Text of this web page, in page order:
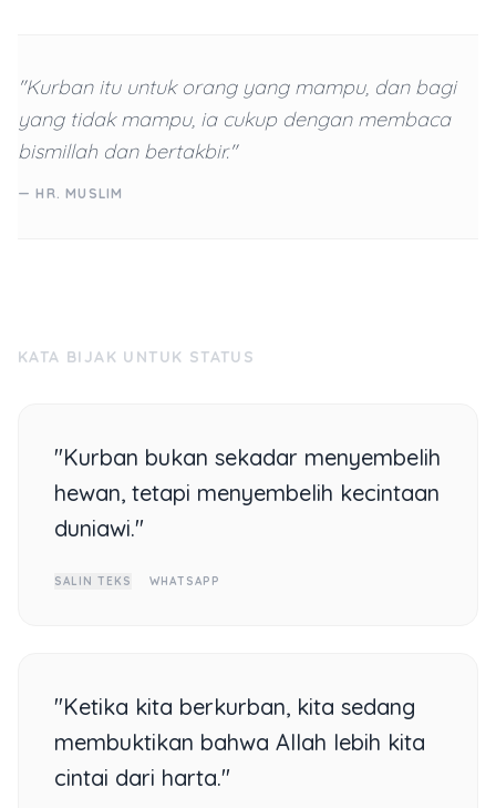
"Kurban itu untuk orang yang mampu, dan bagi
yang tidak mampu, ia cukup dengan membaca
bismillah dan bertakbir."
— HR. MUSLIM
KATA BIJAK UNTUK STATUS
"Kurban bukan sekadar menyembelih
hewan, tetapi menyembelih kecintaan
duniawi."
SALIN TEKS WHATSAPP
"Ketika kita berkurban, kita sedang
membuktikan bahwa Allah lebih kita
cintai dari harta."